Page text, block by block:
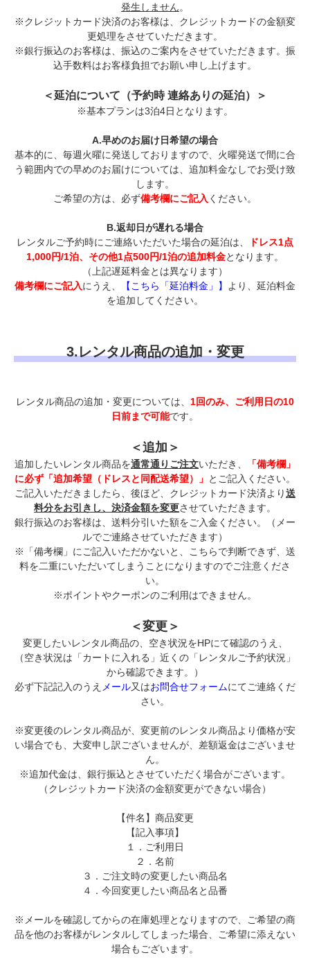
発生しません。
※クレジットカード決済のお客様は、クレジットカードの金額変
更処理をさせていただきます。
※銀行振込のお客様は、振込のご案内をさせていただきます。振
込手数料はお客様負担でお願い申し上げます。
＜延泊について（予約時 連絡ありの延泊）＞
※基本プランは3泊4日となります。
A.早めのお届け日希望の場合
基本的に、毎週火曜に発送しておりますので、火曜発送で間に合
う範囲内での早めのお届けについては、追加料金なしでお受け致
します。
ご希望の方は、必ず備考欄にご記入 ください。
B.返却日が遅れる場合
レンタルご予約時にご連絡いただいた場合の延泊は、
ドレス1点
1,000円/1泊、その他1点500円/1泊の追加料金となります。
（上記遅延料金とは異なります）
備考欄にご記入にうえ、 【こちら「延泊料金」】
より、延泊料金
を追加してください。
3.レンタル商品の追加・変更
レンタル商品の追加・変更については、 1回のみ、ご利用日の10
日前まで可能です。
＜追加＞
追加したいレンタル商品を通常通りご注文いただき、
「備考欄」
に必ず「追加希望（ドレスと同配送希望）」 とご記入ください。
ご記入いただきましたら、後ほど、クレジットカード決済より送
料分をお引きし、決済金額を変更させていただきます。
銀行振込のお客様は、送料分引いた額をご入金ください。（メー
ルでご連絡させていただきます）
※「備考欄」にご記入いただかないと、こちらで判断できず、送
料を二重にいただいてしまうことになりますのでご注意くださ
い。
※ポイントやクーポンのご利用はできません。
＜変更＞
変更したいレンタル商品の、空き状況をHPにて確認のうえ、
（空き状況は「カートに入れる」近くの「レンタルご予約状況」
から確認できます。）
必ず下記記入のうえ メール又はお問合せフォームにてご連絡くだ
さい。
※変更後のレンタル商品が、変更前のレンタル商品より価格が安
い場合でも、大変申し訳ございませんが、差額返金はございませ
ん。
※追加代金は、銀行振込とさせていただく場合がございます。
（クレジットカード決済の金額変更ができない場合）
【件名】商品変更
【記入事項】
１．ご利用日
２．名前
３．ご注文時の変更したい商品名
４．今回変更したい商品名と品番
※メールを確認してからの在庫処理となりますので、ご希望の商
品を他のお客様がレンタルしてしまった場合、ご希望に添えない
場合もございます。